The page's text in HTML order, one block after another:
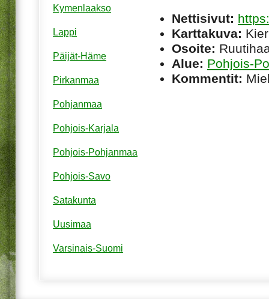
Nettisivut:
Karttakuva:
Osoite:
Alue: Pohjois-
Kommentit:
Kymenlaakso
Lappi
Päijät-Häme
Pirkanmaa
Pohjanmaa
Pohjois-Karjala
Pohjois-Pohjanmaa
Pohjois-Savo
Satakunta
Uusimaa
Varsinais-Suomi